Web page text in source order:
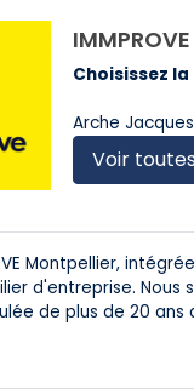
IMMPROVE
Choisissez
Arche
Voir
Montpellier,
d'entreprise.
de plus de 20 ans